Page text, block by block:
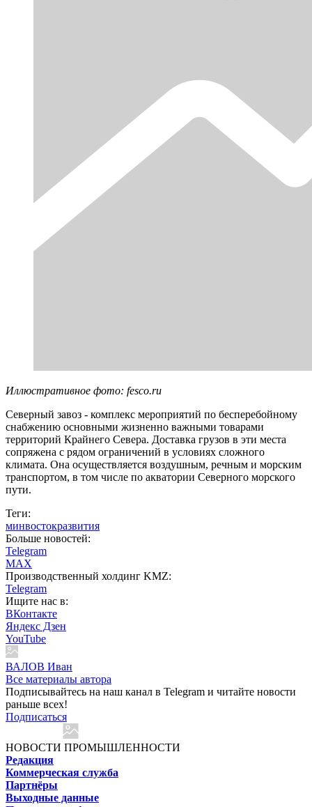
Иллюстративное фото: fesco.ru
Северный завоз - комплекс мероприятий по бесперебойному
снабжению основными жизненно важными товарами
территорий Крайнего Севера. Доставка грузов в эти места
сопряжена с рядом ограничений в условиях сложного
климата. Она осуществляется воздушным, речным и морским
транспортом, в том числе по акватории Северного морского
пути.
Теги:
минвостокразвития
Больше новостей:
Telegram
MAX
Производственный холдинг KMZ:
Telegram
Ищите нас в:
ВКонтакте
Яндекс Дзен
YouTube
ВАЛОВ Иван
Все материалы автора
Подписывайтесь на наш канал в Telegram и читайте новости
раньше всех!
Подписаться
НОВОСТИ ПРОМЫШЛЕННОСТИ
Редакция
Коммерческая служба
Партнёры
Выходные данные